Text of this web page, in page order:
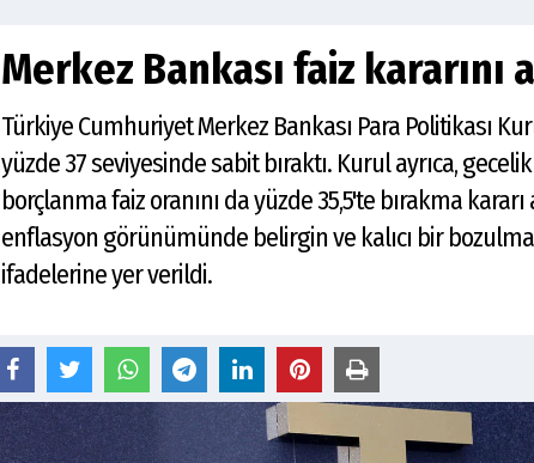
Merkez Bankası faiz kararını
Türkiye Cumhuriyet Merkez Bankası Para Politikası
yüzde 37 seviyesinde sabit bıraktı. Kurul ayrıca,
borçlanma faiz oranını da yüzde 35,5'te bırakma
enflasyon görünümünde belirgin ve kalıcı bir
ifadelerine yer verildi.